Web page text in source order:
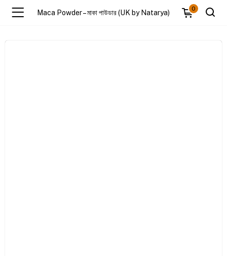
Maca Powder – মাকা পাউডার (UK by Natarya)
0